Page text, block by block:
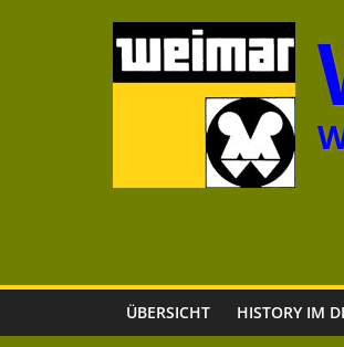
ÜBERSICHT HISTORY IM